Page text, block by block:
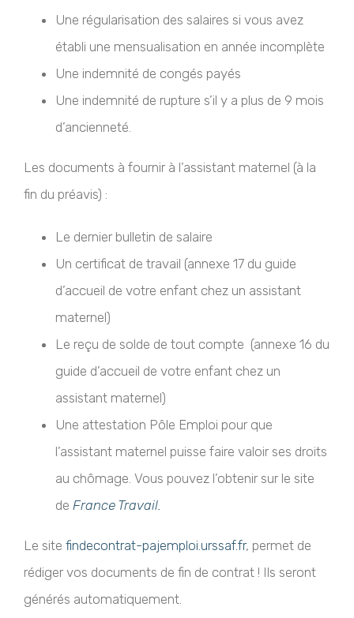
Une régularisation des salaires si vous avez
établi une mensualisation en année incomplète
Une indemnité de congés payés
Une indemnité de rupture s’il y a plus de 9 mois
d’ancienneté.
Les documents à fournir à l’assistant maternel (à la
fin du préavis) :
Le dernier bulletin de salaire
Un certificat de travail (annexe 17 du guide
d’accueil de votre enfant chez un assistant
maternel)
Le reçu de solde de tout compte (annexe 16 du
guide d’accueil de votre enfant chez un
assistant maternel)
Une attestation Pôle Emploi pour que
l’assistant maternel puisse faire valoir ses droits
au chômage. Vous pouvez l’obtenir sur le site
de France Travail.
Le site findecontrat-pajemploi.urssaf.fr, permet de
rédiger vos documents de fin de contrat ! Ils seront
générés automatiquement.